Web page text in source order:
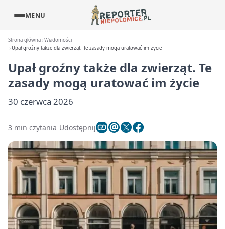
MENU
Strona główna Wiadomości
Upał groźny także dla zwierząt. Te zasady mogą uratować im życie
Upał groźny także dla zwierząt. Te
zasady mogą uratować im życie
30 czerwca 2026
3 min czytania Udostępnij